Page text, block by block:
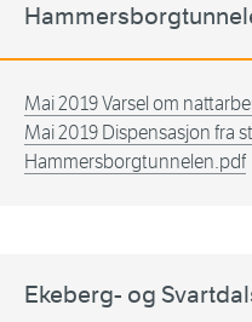
Mai 2019 Varsel om
Mai 2019 Dispensasjon fra
Hammersborgtunnelen.pdf
Ekeberg- og